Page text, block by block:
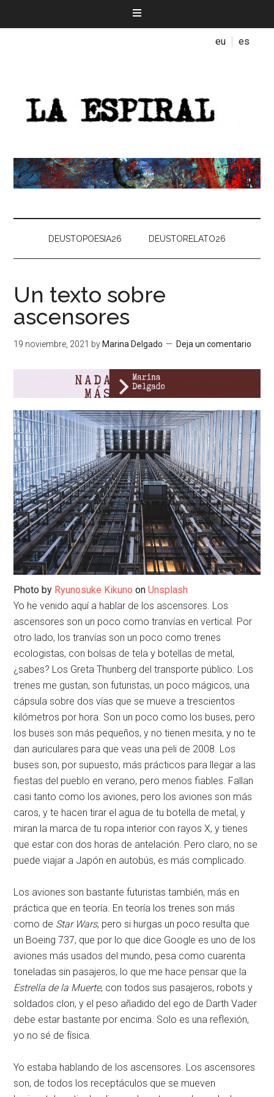
eu es
DEUSTOPOESIA26 DEUSTORELATO26
Un texto sobre
ascensores
19 noviembre, 2021 by Marina Delgado Deja un comentario
Photo by Ryunosuke Kikuno on Unsplash
Yo he venido aquí a hablar de los ascensores. Los
ascensores son un poco como tranvías en vertical. Por
otro lado, los tranvías son un poco como trenes
ecologistas, con bolsas de tela y botellas de metal,
¿sabes? Los Greta Thunberg del transporte público. Los
trenes me gustan, son futuristas, un poco mágicos, una
cápsula sobre dos vías que se mueve a trescientos
kilómetros por hora. Son un poco como los buses, pero
los buses son más pequeños, y no tienen mesita, y no te
dan auriculares para que veas una peli de 2008. Los
buses son, por supuesto, más prácticos para llegar a las
fiestas del pueblo en verano, pero menos fiables. Fallan
casi tanto como los aviones, pero los aviones son más
caros, y te hacen tirar el agua de tu botella de metal, y
miran la marca de tu ropa interior con rayos X, y tienes
que estar con dos horas de antelación. Pero claro, no se
puede viajar a Japón en autobús, es más complicado.
Los aviones son bastante futuristas también, más en
práctica que en teoría. En teoría los trenes son más
como de Star Wars, pero si hurgas un poco resulta que
un Boeing 737, que por lo que dice Google es uno de los
aviones más usados del mundo, pesa como cuarenta
toneladas sin pasajeros, lo que me hace pensar que la
Estrella de la Muerte, con todos sus pasajeros, robots y
soldados clon, y el peso añadido del ego de Darth Vader
debe estar bastante por encima. Solo es una reflexión,
yo no sé de física.
Yo estaba hablando de los ascensores. Los ascensores
son, de todos los receptáculos que se mueven